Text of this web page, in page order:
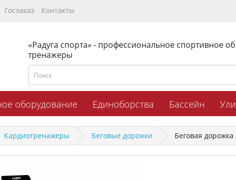
Госзаказ Контакты
«Радуга спорта» - профессиональное спортивное
тренажеры
оборудование Единоборства Бассейн
Кардиотренажеры Беговые дорожки Беговая дорожка